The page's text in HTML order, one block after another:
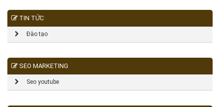
TIN TỨC
Đào tạo
SEO MARKETING
Seo youtube